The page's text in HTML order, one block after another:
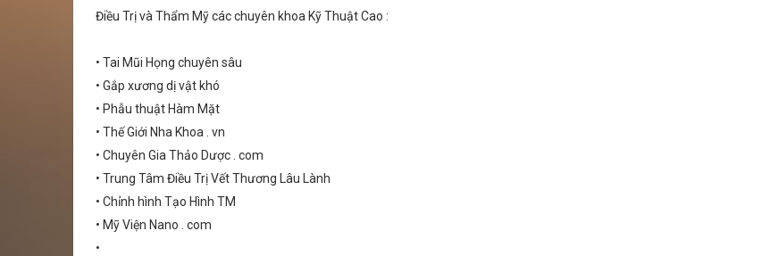
Điều Trị và Thẩm Mỹ các chuyên khoa Kỹ Thuật Cao :
• Tai Mũi Họng chuyên sâu
• Gắp xương dị vật khó
• Phẫu thuật Hàm Mặt
• Thế Giới Nha Khoa . vn
• Chuyên Gia Thảo Dược . com
• Trung Tâm Điều Trị Vết Thương Lâu Lành
• Chỉnh hình Tạo Hình TM
• Mỹ Viện Nano . com
•